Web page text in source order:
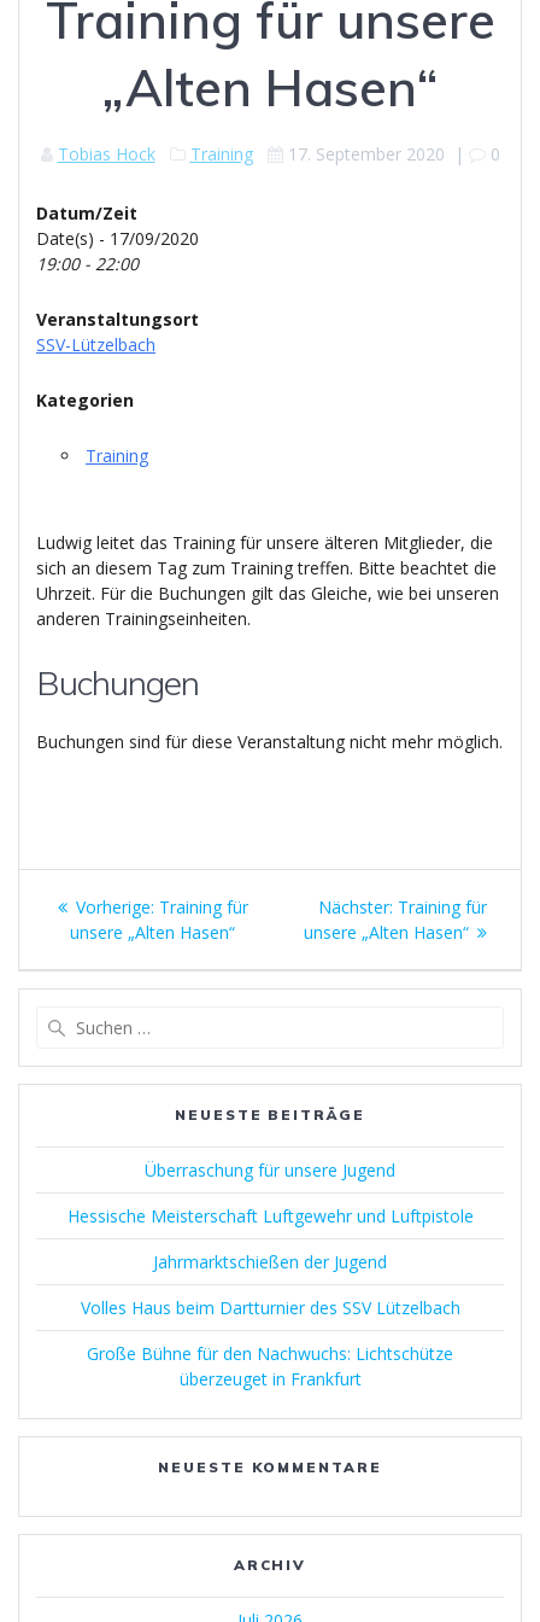
Training für unsere
„Alten Hasen“
Tobias Hock Training 17. September 2020 | 0
Datum/Zeit
Date(s) - 17/09/2020
19:00 - 22:00
Veranstaltungsort
SSV-Lützelbach
Kategorien
Training
Ludwig leitet das Training für unsere älteren Mitglieder, die
sich an diesem Tag zum Training treffen. Bitte beachtet die
Uhrzeit. Für die Buchungen gilt das Gleiche, wie bei unseren
anderen Trainingseinheiten.
Buchungen
Buchungen sind für diese Veranstaltung nicht mehr möglich.
Beitragsnavigation
Vorherige: Vorheriger
Beitrag:
Training für
unsere „Alten Hasen“
Nächster: Nächster
Beitrag:
Training für
unsere „Alten Hasen“
NEUESTE BEITRÄGE
Überraschung für unsere Jugend
Hessische Meisterschaft Luftgewehr und Luftpistole
Jahrmarktschießen der Jugend
Volles Haus beim Dartturnier des SSV Lützelbach
Große Bühne für den Nachwuchs: Lichtschütze
überzeuget in Frankfurt
NEUESTE KOMMENTARE
ARCHIV